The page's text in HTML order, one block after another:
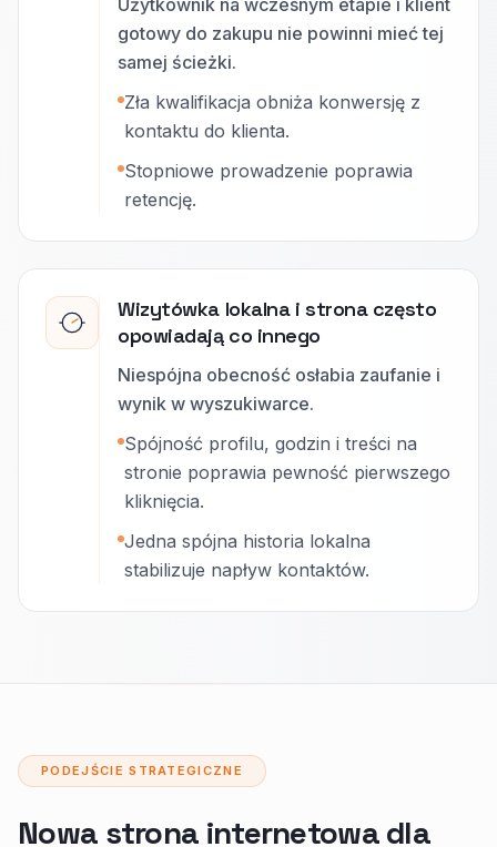
Użytkownik na wczesnym etapie i klient
gotowy do zakupu nie powinni mieć tej
samej ścieżki.
Zła kwalifikacja obniża konwersję z
kontaktu do klienta.
Stopniowe prowadzenie poprawia
retencję.
Wizytówka lokalna i strona często
opowiadają co innego
Niespójna obecność osłabia zaufanie i
wynik w wyszukiwarce.
Spójność profilu, godzin i treści na
stronie poprawia pewność pierwszego
kliknięcia.
Jedna spójna historia lokalna
stabilizuje napływ kontaktów.
PODEJŚCIE STRATEGICZNE
Nowa strona internetowa dla